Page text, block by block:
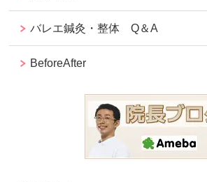
バレエ鍼灸・整体 Q＆A
BeforeAfter